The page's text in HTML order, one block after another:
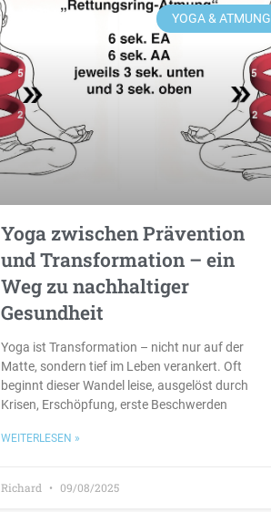
YOGA & ATMUNG
Yoga zwischen Prävention
und Transformation – ein
Weg zu nachhaltiger
Gesundheit
Yoga ist Transformation – nicht nur auf der
Matte, sondern tief im Leben verankert. Oft
beginnt dieser Wandel leise, ausgelöst durch
Krisen, Erschöpfung, erste Beschwerden
WEITERLESEN »
Richard 09/08/2025